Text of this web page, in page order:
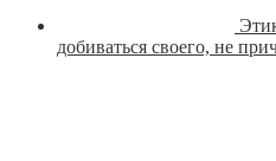
добиваться своего, не